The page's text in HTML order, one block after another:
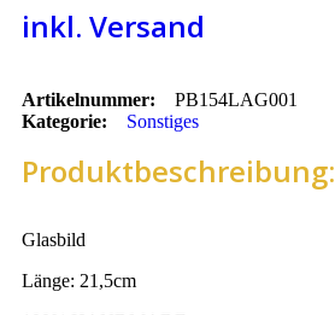
inkl. Versand
Artikelnummer: PB154LAG001
Kategorie:
Sonstiges
Produktbeschreibung:
Glasbild
Länge: 21,5cm